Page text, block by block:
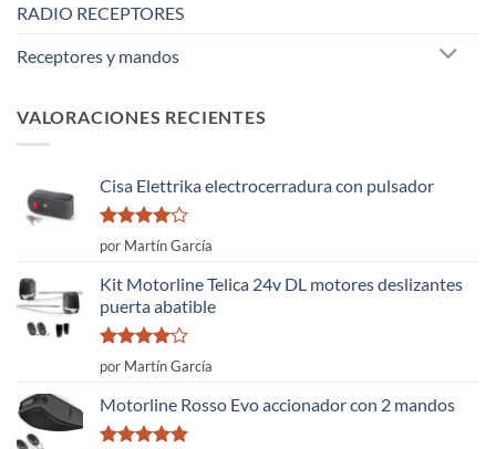
RADIO RECEPTORES
Receptores y mandos
VALORACIONES RECIENTES
Cisa Elettrika electrocerradura con pulsador
Valorado
con
5
por Martín García
Kit Motorline Telica 24v DL motores deslizantes
puerta abatible
Valorado
con
5
por Martín García
Motorline Rosso Evo accionador con 2 mandos